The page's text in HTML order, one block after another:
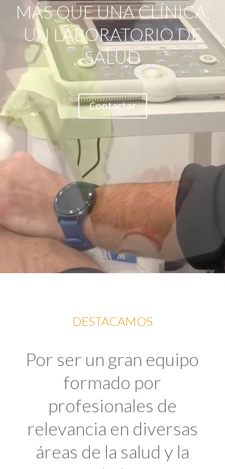
MÁS QUE UNA CLÍNICA,
UN LABORATORIO DE
SALUD
Contactar
DESTACAMOS
Por ser un gran equipo
formado por
profesionales de
relevancia en diversas
áreas de la salud y la